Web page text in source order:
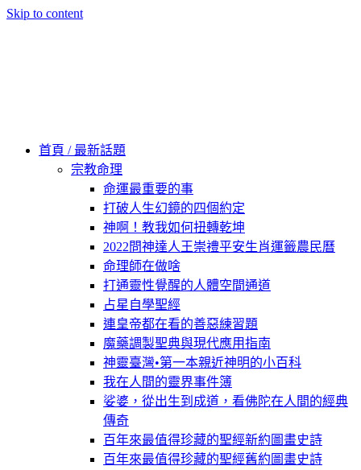
Skip to content
首頁 / 最新話題
宗教命理
命運最重要的事
打破人生幻鏡的四個約定
神啊！教我如何扭轉乾坤
2022問神達人王崇禮平安生肖運籤農民曆
命理師在做啥
打通靈性覺醒的人體空間通道
占星自學聖經
連皇帝都在看的善惡練習題
魔藥調製聖典與現代應用指南
神靈臺灣•第一本親近神明的小百科
我在人間的靈界事件簿
娑婆，從出生到成道，看佛陀在人間的經典
傳奇
百年來最值得珍藏的聖經新約圖畫史詩
百年來最值得珍藏的聖經舊約圖畫史詩